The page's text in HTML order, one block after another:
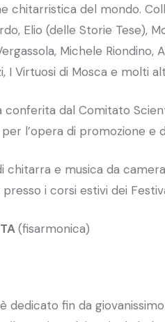
chitarristica del mondo.
Elio (delle Storie Tese),
Michele Riondino,
I Virtuosi di Mosca e molti
dal Comitato
l’opera di promozione e
e musica da
presso i corsi estivi dei
(fisarmonica)
dedicato fin da